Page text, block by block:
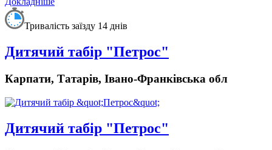
Тривалість заїзду 14 днів
Дитячий табір "Петрос"
Карпати, Татарів, Івано-Франківська обл
Дитячий табір "Петрос"